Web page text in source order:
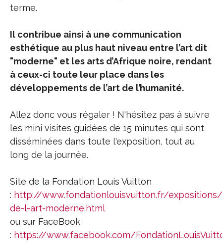
terme.
Il contribue ainsi à une communication
esthétique au plus haut niveau entre l’art dit
"moderne" et les arts d’Afrique noire, rendant
à ceux-ci toute leur place dans les
développements de l’art de l’humanité.
Allez donc vous régaler ! N'hésitez pas à suivre
les mini visites guidées de 15 minutes qui sont
disséminées dans toute l'exposition, tout au
long de la journée.
Site de la Fondation Louis Vuitton
: http://www.fondationlouisvuitton.fr/
de-l-art-moderne.html
ou sur FaceBook
: https://www.facebook.com/